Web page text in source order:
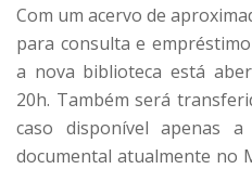
Com um acervo de
para consulta e
a nova biblioteca está
20h. Também será
caso disponível apenas
documental atualmente no